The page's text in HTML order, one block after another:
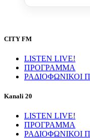
CITY FM
LISTEN LIVE!
ΠΡΟΓΡΑΜΜΑ
ΡΑΔΙΟΦΩΝΙΚΟΙ
Kanali 20
LISTEN LIVE!
ΠΡΟΓΡΑΜΜΑ
ΡΑΔΙΟΦΩΝΙΚΟΙ